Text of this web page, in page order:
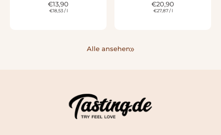
€13,90
€18,53/ l
€20,90
€27,87/ l
Alle ansehen